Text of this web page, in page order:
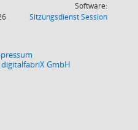
Software:
SitzungsdienstSession(Wird in
digitalfabriX GmbH